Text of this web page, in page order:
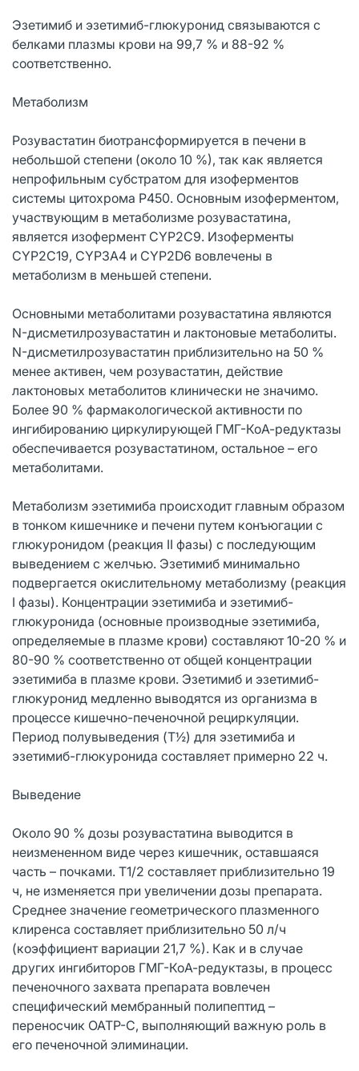
Эзетимиб и эзетимиб-глюкуронид связываются с
белками плазмы крови на 99,7 % и 88-92 %
соответственно.
Метаболизм
Розувастатин биотрансформируется в печени в
небольшой степени (около 10 %), так как является
непрофильным субстратом для изоферментов
системы цитохрома Р450. Основным изоферментом,
участвующим в метаболизме розувастатина,
является изофермент CYP2C9. Изоферменты
CYP2C19, CYP3A4 и CYP2D6 вовлечены в
метаболизм в меньшей степени.
Основными метаболитами розувастатина являются
N-дисметилрозувастатин и лактоновые метаболиты.
N-дисметилрозувастатин приблизительно на 50 %
менее активен, чем розувастатин, действие
лактоновых метаболитов клинически не значимо.
Более 90 % фармакологической активности по
ингибированию циркулирующей ГМГ-КоА-редуктазы
обеспечивается розувастатином, остальное – его
метаболитами.
Метаболизм эзетимиба происходит главным образом
в тонком кишечнике и печени путем конъюгации с
глюкуронидом (реакция II фазы) с последующим
выведением с желчью. Эзетимиб минимально
подвергается окислительному метаболизму (реакция
I фазы). Концентрации эзетимиба и эзетимиб-
глюкуронида (основные производные эзетимиба,
определяемые в плазме крови) составляют 10-20 % и
80-90 % соответственно от общей концентрации
эзетимиба в плазме крови. Эзетимиб и эзетимиб-
глюкуронид медленно выводятся из организма в
процессе кишечно-печеночной рециркуляции.
Период полувыведения (T½) для эзетимиба и
эзетимиб-глюкуронида составляет примерно 22 ч.
Выведение
Около 90 % дозы розувастатина выводится в
неизмененном виде через кишечник, оставшаяся
часть – почками. T1/2 составляет приблизительно 19
ч, не изменяется при увеличении дозы препарата.
Среднее значение геометрического плазменного
клиренса составляет приблизительно 50 л/ч
(коэффициент вариации 21,7 %). Как и в случае
других ингибиторов ГМГ-КоА-редуктазы, в процесс
печеночного захвата препарата вовлечен
специфический мембранный полипептид –
переносчик ОАТР-С, выполняющий важную роль в
его печеночной элиминации.